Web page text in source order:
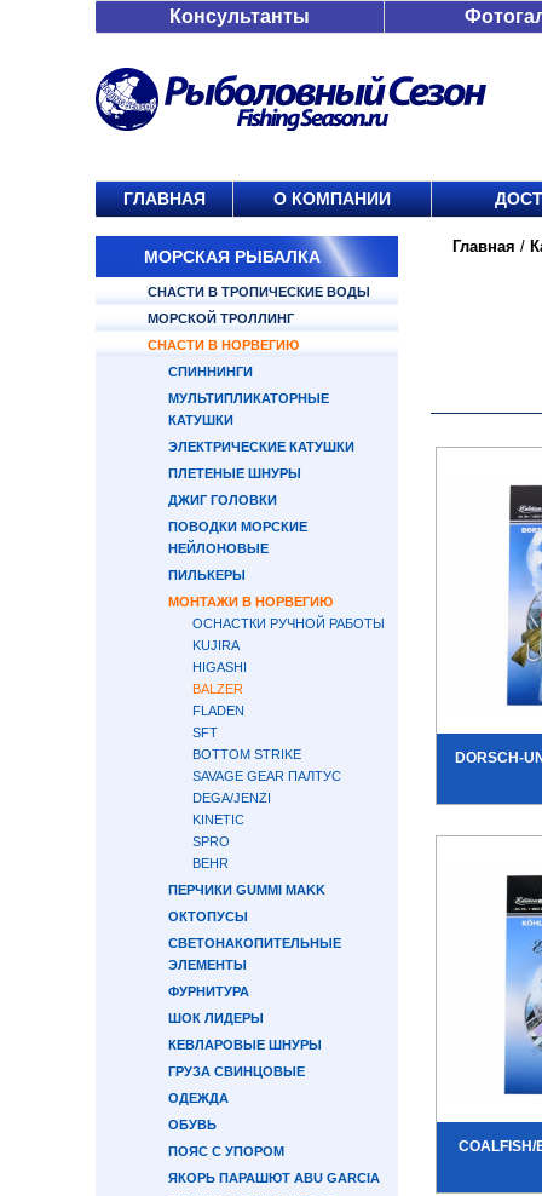
Консультанты
ГЛАВНАЯ О КОМПАНИИ
МОРСКАЯ РЫБАЛКА
СНАСТИ В ТРОПИЧЕСКИЕ ВОДЫ
МОРСКОЙ ТРОЛЛИНГ
СНАСТИ В НОРВЕГИЮ
СПИННИНГИ
МУЛЬТИПЛИКАТОРНЫЕ
КАТУШКИ
ЭЛЕКТРИЧЕСКИЕ КАТУШКИ
ПЛЕТЕНЫЕ ШНУРЫ
ДЖИГ ГОЛОВКИ
ПОВОДКИ МОРСКИЕ
НЕЙЛОНОВЫЕ
ПИЛЬКЕРЫ
МОНТАЖИ В НОРВЕГИЮ
ОСНАСТКИ РУЧНОЙ РАБОТЫ
KUJIRA
HIGASHI
BALZER
FLADEN
SFT
BOTTOM STRIKE
SAVAGE GEAR ПАЛТУС
DEGA/JENZI
KINETIC
SPRO
BEHR
ПЕРЧИКИ GUMMI MAKK
ОКТОПУСЫ
СВЕТОНАКОПИТЕЛЬНЫЕ
ЭЛЕМЕНТЫ
ФУРНИТУРА
ШОК ЛИДЕРЫ
КЕВЛАРОВЫЕ ШНУРЫ
ГРУЗА СВИНЦОВЫЕ
ОДЕЖДА
ОБУВЬ
ПОЯС С УПОРОМ
ЯКОРЬ ПАРАШЮТ ABU GARCIA
Главная /
DORSCH-
COALFISH/